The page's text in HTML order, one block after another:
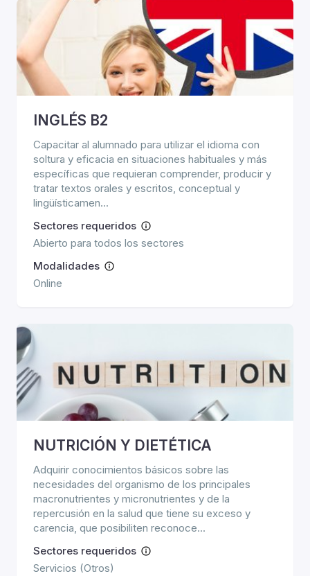
INGLÉS B2
Capacitar al alumnado para utilizar el idioma con
soltura y eficacia en situaciones habituales y más
específicas que requieran comprender, producir y
tratar textos orales y escritos, conceptual y
lingüísticamen...
Sectores requeridos
Abierto para todos los sectores
Modalidades
Online
NUTRICIÓN Y DIETÉTICA
Adquirir conocimientos básicos sobre las
necesidades del organismo de los principales
macronutrientes y micronutrientes y de la
repercusión en la salud que tiene su exceso y
carencia, que posibiliten reconoce...
Sectores requeridos
Servicios (Otros)